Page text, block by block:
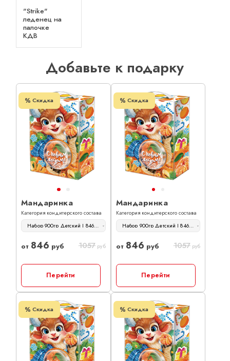
"Strike"
леденец на
палочке
КДВ
Добавьте к подарку
Скидка
Мандаринка
Категория кондитерского состава
Набор 900гр Детский | 846 руб
от 846 руб 1057 руб
Перейти
Скидка
Мандаринка
Категория кондитерского состава
Набор 900гр Детский | 846 руб
от 846 руб 1057 руб
Перейти
Скидка Скидка